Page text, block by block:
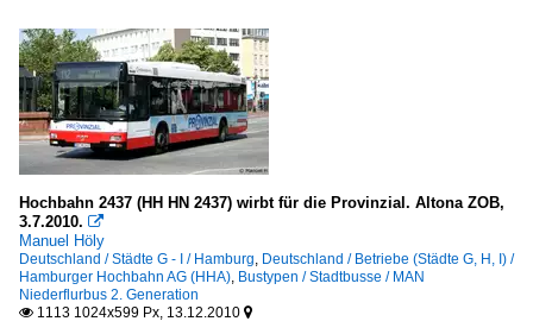
Hochbahn 2437 (HH HN 2437) wirbt für die Provinzial. Altona ZOB,
3.7.2010. 
Manuel Höly
Deutschland / Städte G - I / Hamburg, Deutschland / Betriebe (Städte G, H, I) /
Hamburger Hochbahn AG (HHA), Bustypen / Stadtbusse / MAN
Niederflurbus 2. Generation
 1113 1024x599 Px, 13.12.2010 